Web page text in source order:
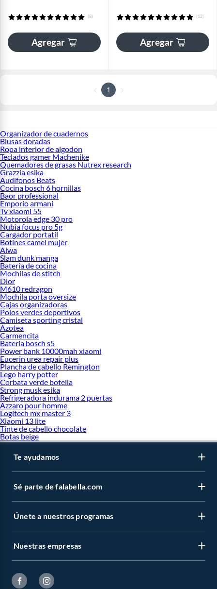
(8)
Agregar
(12)
Agregar
1
Organizador de cuadernos
Blusas doradas
Ropa interior de algodon
Teclados gamer Machenike
Quemadores de grasas Nutrex research
Grazzia esika
Audifonos Beats
Cocina bosch 6 hornillas
Baor professional
Emporio armani
Tv xiaomi 55
Motorola edge 30 pro
Nubia focus pro 5g
Cargador portatil
Botines camel mujer
Aiwa
Slam dunk manga
Bateria de cocina
Mochilas de stitch
Dior
M610 redragon
Mochila porta oversize
Cajas organizadoras
Polos verdes deportivos
Camiseta sporting cristal
Azotea
Carmencita
Bateria bosch s5
Power bank 10000mah xiaomi
Eucerin urea repair plus
Plancha de cabello Remington
Lego harry potter
Corbata verde botella
Strong musk esika
Refrigeradora indurama 2 puertas
Azzaro pour homme
Logitech mx master 3
Xiaomi 13 lite
Tinte de cabello chocolate
Botas beige
Te ayudamos
Sé parte de falabella.com
Únete a nuestros programas
Nuestras empresas